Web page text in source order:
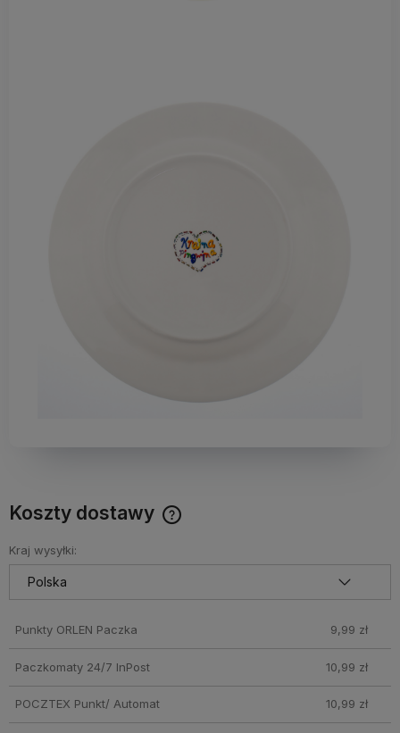
Koszty dostawy
produkty które nie mieszczą się do Paczkomatu nie
wchodzą w skład promocji. Koszty wysyłki dla przesyłek
pobraniowych mogą być droższe
Kraj wysyłki:
Punkty ORLEN Paczka 9,99 zł
Paczkomaty 24/7 InPost 10,99 zł
POCZTEX Punkt/ Automat 10,99 zł